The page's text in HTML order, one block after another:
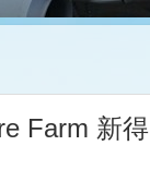
Farm 新得